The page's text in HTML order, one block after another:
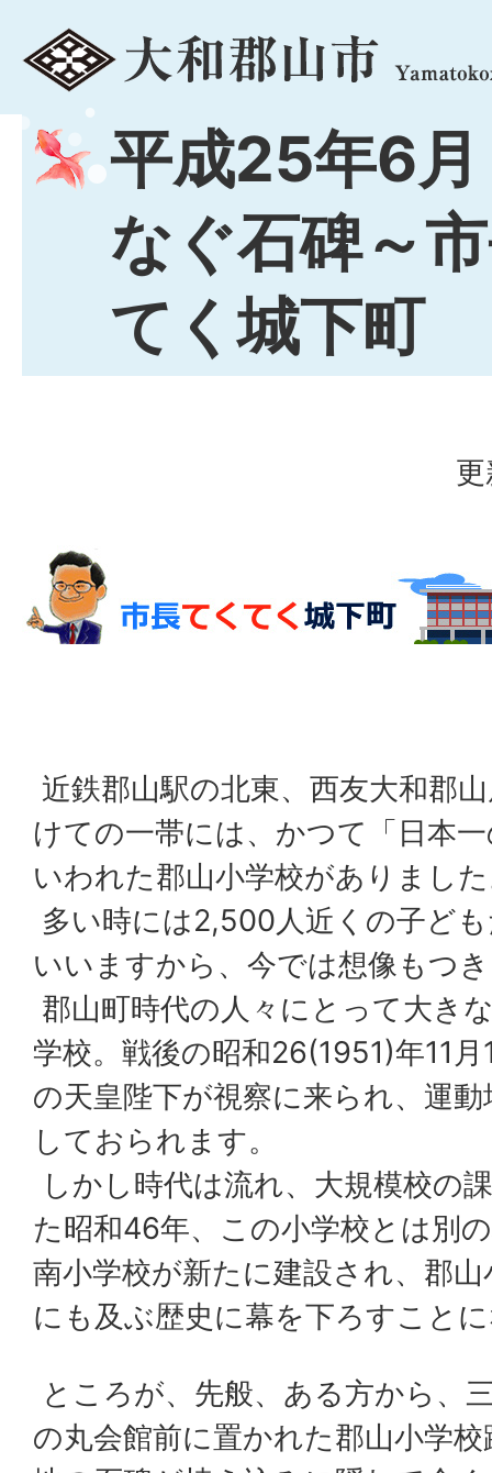
menu
平成25年6
なぐ石碑～
てく城下町
近鉄郡山駅の北東、西友大和郡
けての一帯には、かつて「日本
いわれた郡山小学校がありまし
多い時には2,500人近くの子ど
いいますから、今では想像もつ
郡山町時代の人々にとって大き
学校。戦後の昭和26(1951)年11
の天皇陛下が視察に来られ、運
しておられます。
しかし時代は流れ、大規模校の
た昭和46年、この小学校とは別
南小学校が新たに建設され、郡
にも及ぶ歴史に幕を下ろすこと
ところが、先般、ある方から、
の丸会館前に置かれた郡山小学校